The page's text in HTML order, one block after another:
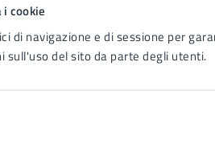
cookie
di navigazione e di sessione per
sull'uso del sito da parte degli utenti.
sito